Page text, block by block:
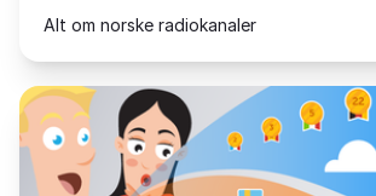
Alt om norske radiokanaler